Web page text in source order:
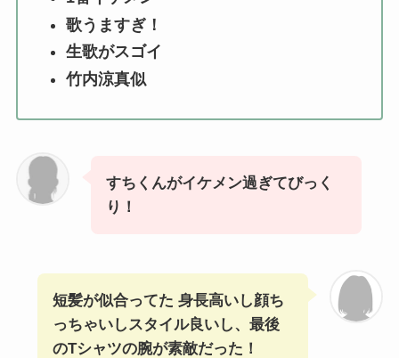
歌うますぎ！
生歌がスゴイ
竹内涼真似
すちくんがイケメン過ぎてびっく
り！
短髪が似合ってた 身長高いし顔ち
っちゃいしスタイル良いし、最後
のTシャツの腕が素敵だった！